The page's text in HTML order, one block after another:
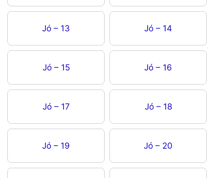
Jó – 13 Jó – 14
Jó – 15 Jó – 16
Jó – 17 Jó – 18
Jó – 19 Jó – 20